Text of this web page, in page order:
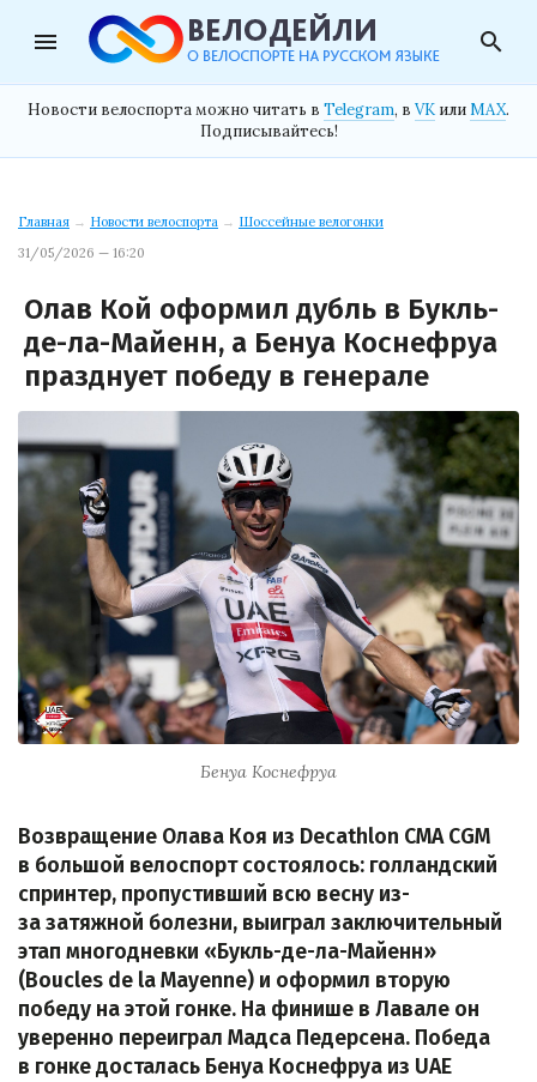
menu search
Новости велоспорта можно читать в Telegram, в VK илиMAX.
Подписывайтесь!
Главная → Новости велоспорта → Шоссейные велогонки
31/05/2026 — 16:20
Олав Кой оформил дубль в Букль-
де-ла-Майенн, а Бенуа Коснефруа
празднует победу в генерале
Бенуа Коснефруа
Возвращение Олава Коя из Decathlon CMA CGM
в большой велоспорт состоялось: голландский
спринтер, пропустивший всю весну из-
за затяжной болезни, выиграл заключительный
этап многодневки «Букль-де-ла-Майенн»
(Boucles de la Mayenne) и оформил вторую
победу на этой гонке. На финише в Лавале он
уверенно переиграл Мадса Педерсена. Победа
в гонке досталась Бенуа Коснефруа из UAE